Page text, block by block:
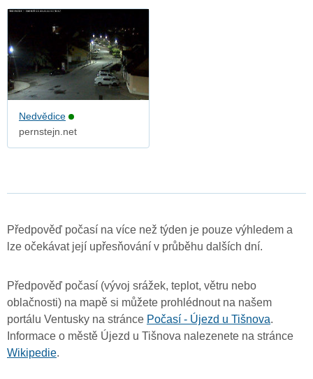
Nedvědice
pernstejn.net
Předpověď počasí na více než týden je pouze výhledem a
lze očekávat její upřesňování v průběhu dalších dní.
Předpověď počasí (vývoj srážek, teplot, větru nebo
oblačnosti) na mapě si můžete prohlédnout na našem
portálu Ventusky na stránce Počasí - Újezd u Tišnova.
Informace o městě Újezd u Tišnova nalezenete na stránce
Wikipedie.